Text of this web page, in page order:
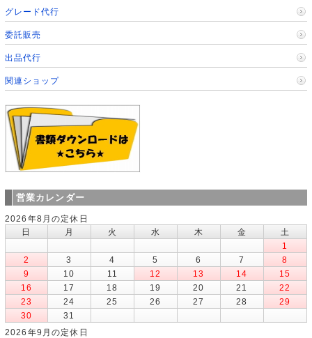
グレード代行
委託販売
出品代行
関連ショップ
営業カレンダー
2026年8月の定休日
日
月 火 水 木 金
土
1
2
3 4 5 6 7
8
9
10 11 12 13 14
15
16
17 18 19 20 21
22
23
24 25 26 27 28
29
30
31
2026年9月の定休日